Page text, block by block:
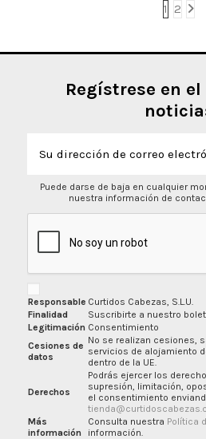
1 2
Regístrese en
Puede darse de baja en cualquier
nuestra información de
Responsable Curtidos Cabezas, S.L.U.
Finalidad
Suscribirte a nuestro
Legitimación Consentimiento
Cesiones de
datos
No se realizan cesiones,
servicios de alojamiento
dentro de la UE.
Derechos
Podrás ejercer los
supresión, limitación,
el consentimiento
Más
información
Consulta nuestra Política
información.